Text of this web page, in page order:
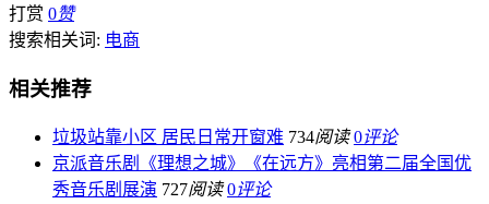
打赏 0赞
搜索相关词: 电商
相关推荐
垃圾站靠小区 居民日常开窗难 734阅读 0评论
京派音乐剧《理想之城》《在远方》亮相第二届全国优
秀音乐剧展演 727阅读 0评论